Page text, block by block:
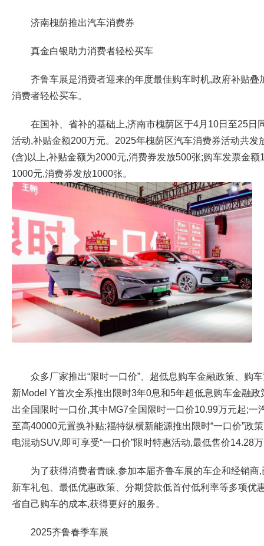
济南槐荫推出汽车消费券
真金白银助力消费者轻松买车
齐鲁车展是消费者迎来的年度最佳购车时机,政府补贴
消费者轻松买车。
在国补、省补的基础上,济南市槐荫区于4月10日至25日
活动,补贴金额200万元。2025年槐荫区汽车消费券活动共发
(含)以上,补贴金额为2000元,消费券发放500张;购车发票金
1000元,消费券发放1000张。
众多厂家推出“限时一口价”、超低息购车金融政策、购
新Model Y首次全系推出限时3年0息和5年超低息购车金融
出全国限时一口价,其中MG7全国限时一口价10.99万元起;一
至高40000元置换补贴;福特纵横新能源推出限时“一口价”政
电混动SUV,即可享受“一口价”限时特惠活动,最低售价
为了获得消费者青睐,参加本届齐鲁车展的车企和经销
新车礼包、最低优惠政策、分期贷款低首付低利率等多项优
省自己购车的成本,获得更好的服务。
2025齐鲁春季车展